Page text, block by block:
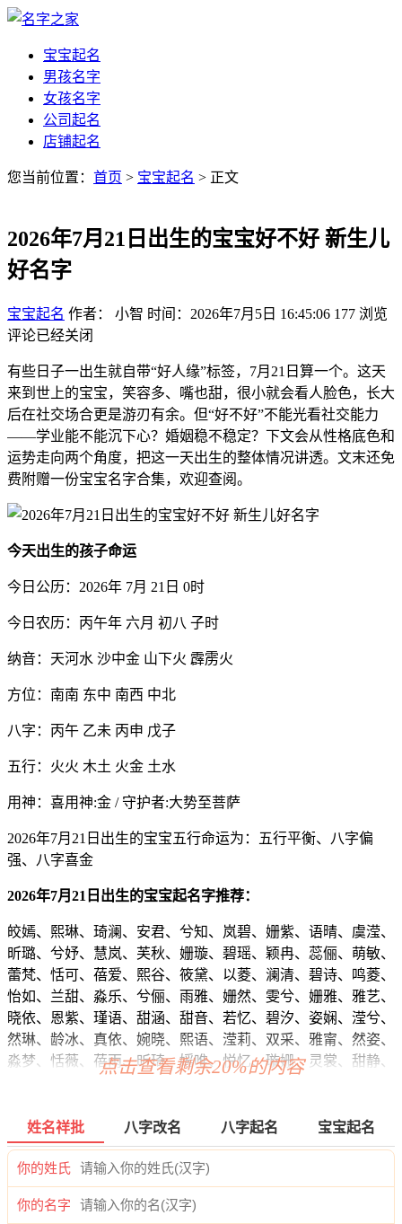
宝宝起名
男孩名字
女孩名字
公司起名
店铺起名
您当前位置： 首页 > 宝宝起名 > 正文
2026年7月21日出生的宝宝好不好 新生儿
好名字
宝宝起名 作者： 小智 时间：2026年7月5日 16:45:06 177 浏览
评论已经关闭
有些日子一出生就自带“好人缘”标签，7月21日算一个。这天
来到世上的宝宝，笑容多、嘴也甜，很小就会看人脸色，长大
后在社交场合更是游刃有余。但“好不好”不能光看社交能力
——学业能不能沉下心？婚姻稳不稳定？下文会从性格底色和
运势走向两个角度，把这一天出生的整体情况讲透。文末还免
费附赠一份宝宝名字合集，欢迎查阅。
今天出生的孩子命运
今日公历：2026年 7月 21日 0时
今日农历：丙午年 六月 初八 子时
纳音：天河水 沙中金 山下火 霹雳火
方位：南南 东中 南西 中北
八字：丙午 乙未 丙申 戊子
五行：火火 木土 火金 土水
用神：喜用神:金 / 守护者:大势至菩萨
2026年7月21日出生的宝宝五行命运为：五行平衡、八字偏
强、八字喜金
2026年7月21日出生的宝宝起名字推荐：
皎嫣、熙琳、琦澜、安君、兮知、岚碧、姗紫、语晴、虞滢、
昕璐、兮妤、慧岚、芙秋、姗璇、碧瑶、颖冉、蕊俪、萌敏、
蕾梵、恬可、蓓爱、熙谷、筱黛、以菱、澜清、碧诗、鸣菱、
怡如、兰甜、淼乐、兮俪、雨雅、姗然、雯兮、姗雅、雅艺、
晓依、恩紫、瑾语、甜涵、甜音、若忆、碧汐、姿娴、滢兮、
然琳、龄冰、真依、婉晓、熙语、滢莉、双采、雅甯、然姿、
淼梦、恬薇、蓓雨、昕琦、媱唯、悦忆、璇姗、灵裳、甜静、
菡紫、爱依、姿妍、茹儿、沛娅、佳嫣、卿涵、紫璐、冰虞、
兮菲、婉蓓、龄涵、影悦、沁妤、馨夏、虞妍、曦姿、君水、
雯梓、萱璇、俪云、晓楚、虹语、甜妙、妍妍、妮俪、歆蓓、
蓓可、滢雅、柯玥、影兮、恬欣、云姿、念彩、婧君、茵若、
蓓姿、芷甯、灵旋、璇唯、笑嫦、姗熙、榆初、恬甜、兰甜、
点击查看剩余20%的内容
姓名祥批 八字改名 八字起名 宝宝起名
你的姓氏
你的名字